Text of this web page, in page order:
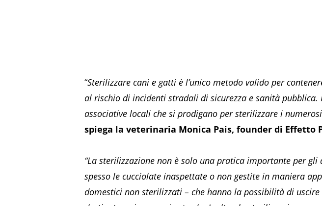
“Sterilizzare cani e gatti è l’unico metodo valido per
al rischio di incidenti stradali di sicurezza e sanità
associative locali che si prodigano per sterilizzare i
spiega la veterinaria Monica Pais, founder di Effetto
“La sterilizzazione non è solo una pratica importante per
spesso le cucciolate inaspettate o non gestite in maniera
domestici non sterilizzati – che hanno la possibilità di